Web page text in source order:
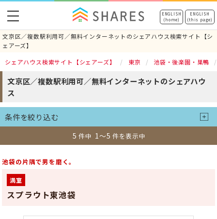
ENGLISH
(home)
ENGLISH
(this page)
文京区／複数駅利用可／無料インターネットのシェアハウス検索サイト【シ
ェアーズ】
toggle
navigation
シェアハウス検索サイト【シェアーズ】 東京 池袋・後楽園・巣鴨
文京区／複数駅利用可／無料インターネットのシェアハウ
ス
条件を絞り込む
5 件中 1～5 件を表示中
池袋の片隅で男を磨く。
満室
スプラウト東池袋